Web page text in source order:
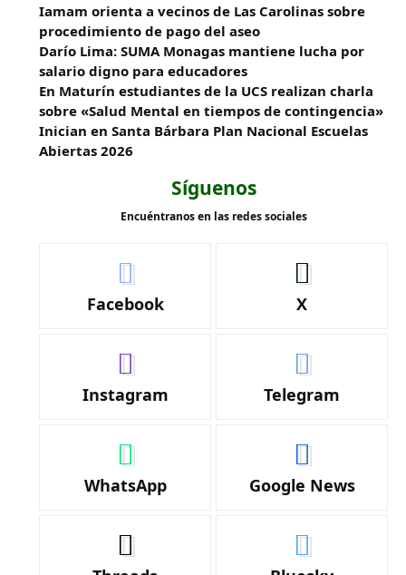
Iamam orienta a vecinos de Las Carolinas sobre
procedimiento de pago del aseo
Darío Lima: SUMA Monagas mantiene lucha por
salario digno para educadores
En Maturín estudiantes de la UCS realizan charla
sobre «Salud Mental en tiempos de contingencia»
Inician en Santa Bárbara Plan Nacional Escuelas
Abiertas 2026
Síguenos
Encuéntranos en las redes sociales
Facebook X
Instagram Telegram
WhatsApp Google News